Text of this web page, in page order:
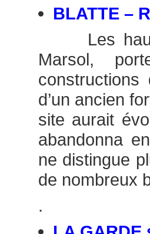
BLATTE –
Les hauts
Marsol,
d’un ancien
site aurait
abandonna
ne distingue
de nombreux
.